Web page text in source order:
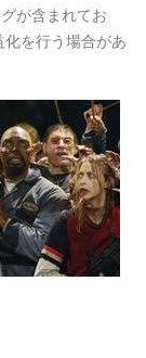
が含まれてお
を行う場合があ